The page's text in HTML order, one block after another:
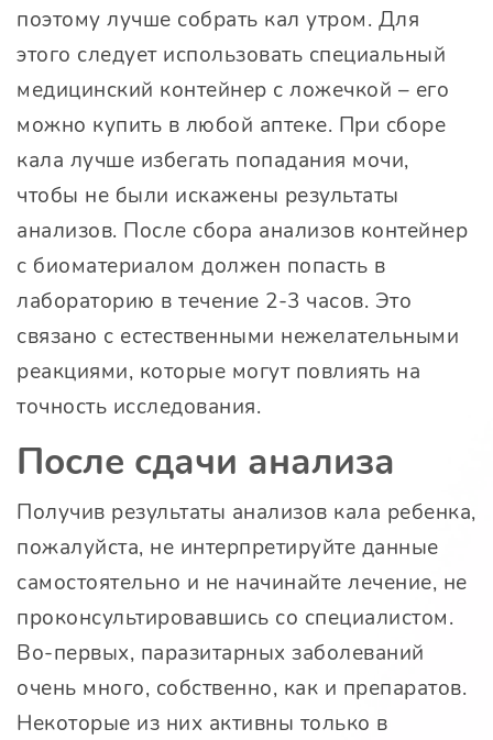
поэтому лучше собрать кал утром. Для
этого следует использовать специальный
медицинский контейнер с ложечкой – его
можно купить в любой аптеке. При сборе
кала лучше избегать попадания мочи,
чтобы не были искажены результаты
анализов. После сбора анализов контейнер
с биоматериалом должен попасть в
лабораторию в течение 2-3 часов. Это
связано с естественными нежелательными
реакциями, которые могут повлиять на
точность исследования.
После сдачи анализа
Получив результаты анализов кала ребенка,
пожалуйста, не интерпретируйте данные
самостоятельно и не начинайте лечение, не
проконсультировавшись со специалистом.
Во-первых, паразитарных заболеваний
очень много, собственно, как и препаратов.
Некоторые из них активны только в